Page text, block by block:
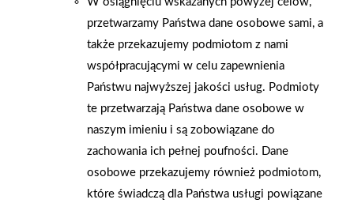
2026-01-15
Grupa PSB Handel S.A.
2026-01-12
Zacisze S.A. dołącza do
przetwarzamy Państwa dane osobowe sami, a
także przekazujemy podmiotom z nami
współpracującymi w celu zapewnienia
Państwu najwyższej jakości usług. Podmioty
te przetwarzają Państwa dane osobowe w
naszym imieniu i są zobowiązane do
zachowania ich pełnej poufności. Dane
osobowe przekazujemy również podmiotom,
które świadczą dla Państwa usługi powiązane